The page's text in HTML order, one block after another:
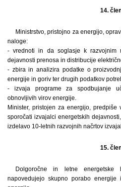
14.
Ministrstvo, pristojno za energijo,
naloge:
- vrednoti in da soglasje k razvojnim
dejavnosti prenosa in distribucije
- zbira in analizira podatke o
energije in goriv ter drugih podatkov
- izvaja programe za spodbujanje
obnovljivih virov energije.
Minister, pristojen za energijo,
sporočati izvajalci energetskih
izdelavo 10-letnih razvojnih načrtov
15.
Dolgoročne in letne
napovedujejo skupno porabo